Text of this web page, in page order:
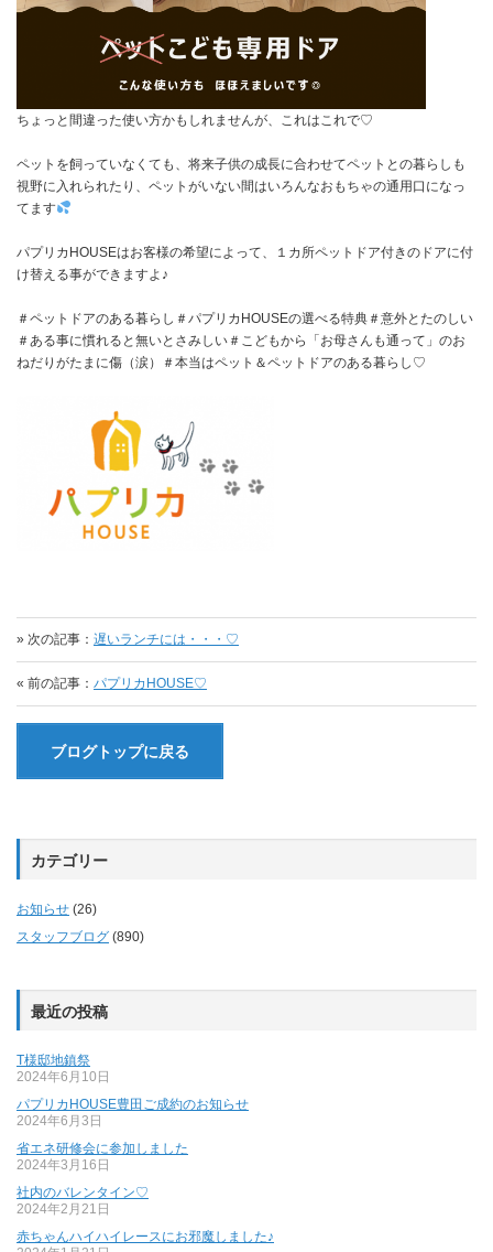
ちょっと間違った使い方かもしれませんが、これはこれで♡
ペットを飼っていなくても、将来子供の成長に合わせてペットとの暮らしも
視野に入れられたり、ペットがいない間はいろんなおもちゃの通用口になっ
てます
パプリカHOUSEはお客様の希望によって、１カ所ペットドア付きのドアに付
け替える事ができますよ♪
＃ペットドアのある暮らし＃パプリカHOUSEの選べる特典＃意外とたのしい
＃ある事に慣れると無いとさみしい＃こどもから「お母さんも通って」のお
ねだりがたまに傷（涙）＃本当はペット＆ペットドアのある暮らし♡
» 次の記事： 遅いランチには・・・♡
« 前の記事： パプリカHOUSE♡
ブログトップに戻る
カテゴリー
お知らせ (26)
スタッフブログ (890)
最近の投稿
T様邸地鎮祭
2024年6月10日
パプリカHOUSE豊田ご成約のお知らせ
2024年6月3日
省エネ研修会に参加しました
2024年3月16日
社内のバレンタイン♡
2024年2月21日
赤ちゃんハイハイレースにお邪魔しました♪